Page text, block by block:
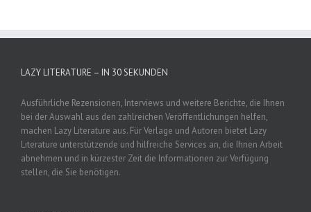
LAZY LITERATURE – IN 30 SEKUNDEN
Ausführliche Rezensionen, Interviews und weitere Berichte, die Ihnen
bei der Auswahl aus den zahlreichen Veröffentlichungen helfen,
machen Lazy Literature aus. Für Verlage und Autoren bietet Lazy
Literature unterstützende und hilfreiche Services an, die Ihnen Arbeit
abnehmen und in kürzester Zeit die Informationen zur Verfügung
stellen, die Sie benötigen.